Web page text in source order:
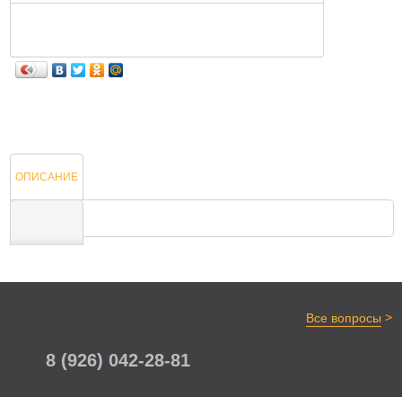
ОПИСАНИЕ
Все вопросы >
8 (926) 042-28-81